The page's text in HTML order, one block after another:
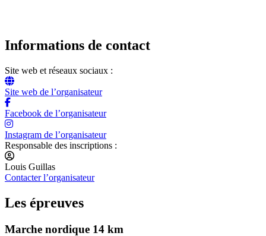
Informations de contact
Site web et réseaux sociaux :
Site web de l’organisateur
Facebook de l’organisateur
Instagram de l’organisateur
Responsable des inscriptions :
Louis Guillas
Contacter l’organisateur
Les épreuves
Marche nordique 14 km